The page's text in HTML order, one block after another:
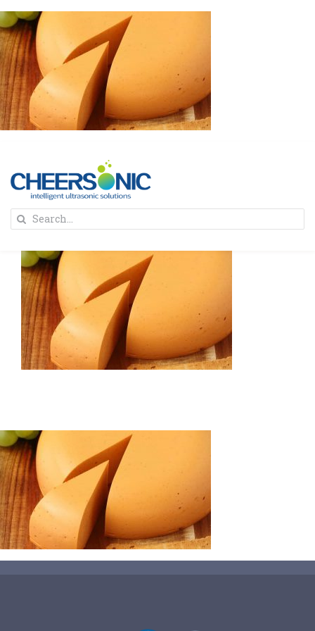
Skip
to
content
解决方案
蛋糕切割机
蛋糕切片机
三角蛋糕切割机
块状奶酪切片
条状奶酪切片
挤出奶酪切片
披萨切割机
三明治切割机
寿司切割机
面团
常温面团切割
冷冻面团切割
糕点/糖果
牛轧糖切割
超声波设备
关于我们
人才招聘
联系我们
Search